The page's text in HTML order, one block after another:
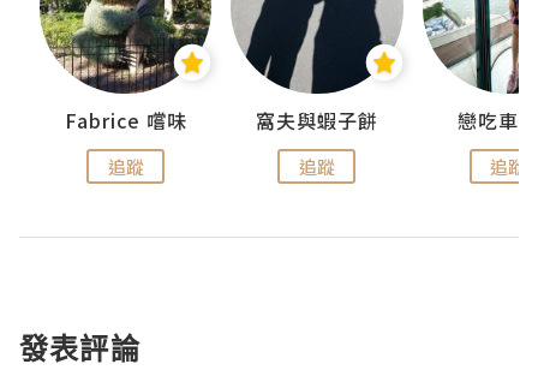
Fabrice 嚐味
追蹤
窩夫與蝦子餅
追蹤
戀吃車
追蹤
發表評論